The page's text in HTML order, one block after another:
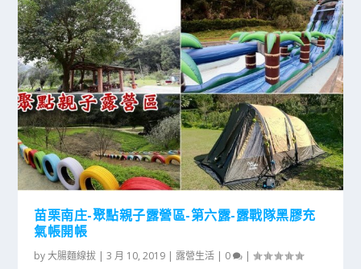
苗栗南庄-聚點親子露營區-第六露-露戰隊黑膠充
氣帳開帳
by大腸麵線拔 |3 月 10, 2019 | 露營生活 | 0 |